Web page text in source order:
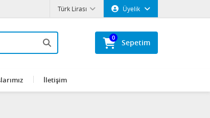
Üyelik
Türk Lirası
Sepetim
0
İletişim